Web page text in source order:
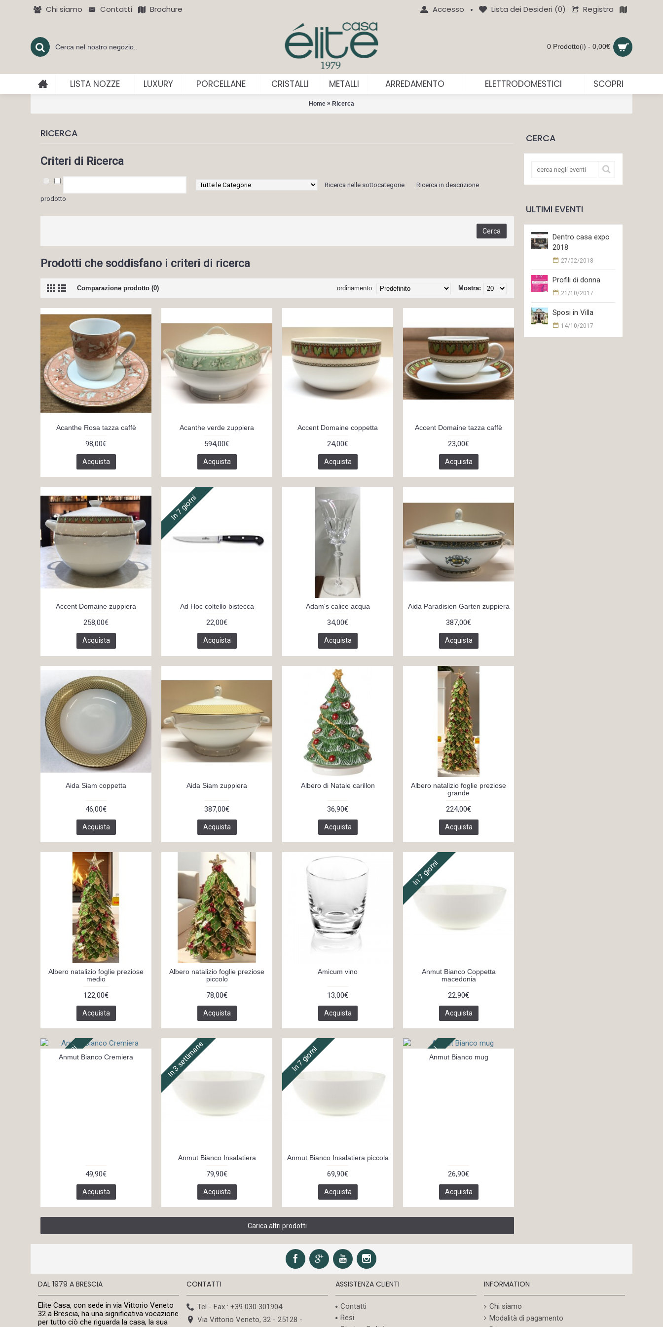
Chi siamo Contatti Brochure Accesso • Lista dei Desideri (0) Registra
0 Prodotto(i) - 0,00€
LISTA NOZZE LUXURY PORCELLANE CRISTALLI METALLI ARREDAMENTO ELETTRODOMESTICI SCOPRI
Home » Ricerca
CERCA
ULTIMI EVENTI
Dentro casa expo
2018
27/02/2018
Profili di donna
21/10/2017
Sposi in Villa
14/10/2017
RICERCA
Criteri di Ricerca
Ricerca nelle sottocategorie
Ricerca in descrizione
prodotto
Prodotti che soddisfano i criteri di ricerca
Comparazione prodotto (0) Mostra:
ordinamento:
Acanthe Rosa tazza caffè
98,00€
Acquista
Acanthe verde zuppiera
594,00€
Acquista
Accent Domaine coppetta
24,00€
Acquista
Accent Domaine tazza caffè
23,00€
Acquista
Accent Domaine zuppiera
258,00€
Acquista
In 7 giorni
Ad Hoc coltello bistecca
22,00€
Acquista
Adam's calice acqua
34,00€
Acquista
Aida Paradisien Garten zuppiera
387,00€
Acquista
Aida Siam coppetta
46,00€
Acquista
Aida Siam zuppiera
387,00€
Acquista
Albero di Natale carillon
36,90€
Acquista
Albero natalizio foglie preziose
grande
224,00€
Acquista
Albero natalizio foglie preziose
medio
122,00€
Acquista
Albero natalizio foglie preziose
piccolo
78,00€
Acquista
Amicum vino
13,00€
Acquista
In 7 giorni
Anmut Bianco Coppetta
macedonia
22,90€
Acquista
In 14 giorni
Anmut Bianco Cremiera
49,90€
Acquista
In 3 settimane
Anmut Bianco Insalatiera
79,90€
Acquista
In 7 giorni
Anmut Bianco Insalatiera piccola
69,90€
Acquista
In 7 giorni
Anmut Bianco mug
26,90€
Acquista
Carica altri prodotti
DAL 1979 A BRESCIA
Elite Casa, con sede in via Vittorio Veneto
32 a Brescia, ha una significativa vocazione
per tutto ciò che riguarda la casa, la sua
CONTATTI
Tel - Fax : +39 030 301904
Via Vittorio Veneto, 32 - 25128 -
ASSISTENZA CLIENTI
Contatti
Resi
INFORMATION
Chi siamo
Modalità di pagamento